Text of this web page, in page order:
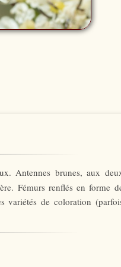
Antennes brunes, aux
Fémurs renflés en forme
variétés de coloration